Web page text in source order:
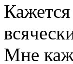
Мне